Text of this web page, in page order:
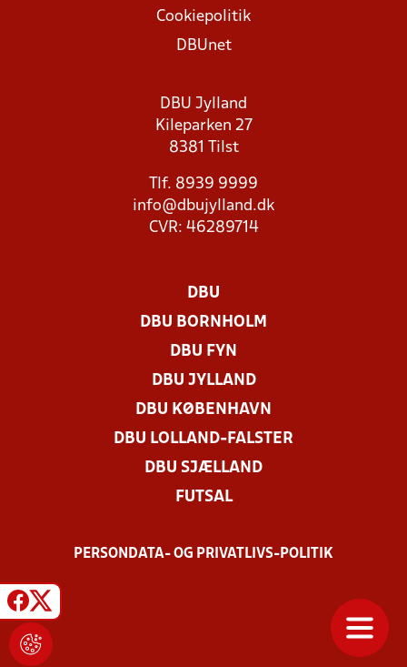
Cookiepolitik
DBUnet
DBU Jylland
Kileparken 27
8381 Tilst
Tlf. 8939 9999
info@dbujylland.dk
CVR: 46289714
DBU
DBU BORNHOLM
DBU FYN
DBU JYLLAND
DBU KØBENHAVN
DBU LOLLAND-FALSTER
DBU SJÆLLAND
FUTSAL
PERSONDATA- OG PRIVATLIVS-POLITIK